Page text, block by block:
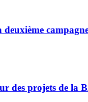
des projets de la